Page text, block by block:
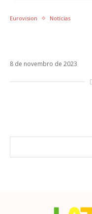
Eurovision Notícias
8 de novembro de 2023